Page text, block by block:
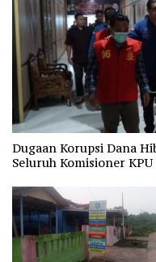
Dugaan Korupsi Dana
Seluruh Komisioner